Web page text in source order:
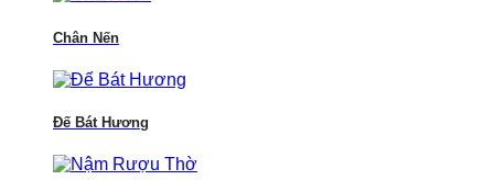
Chân Nến
Đế Bát Hương